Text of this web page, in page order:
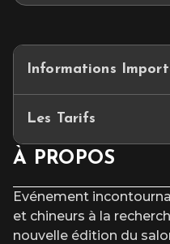
Informations
⏰Dimanche 22 Novembre
Les Tarifs
3 €
Gratuit pour les
À PROPOS
Evénement
et chineurs à la
nouvelle édition du